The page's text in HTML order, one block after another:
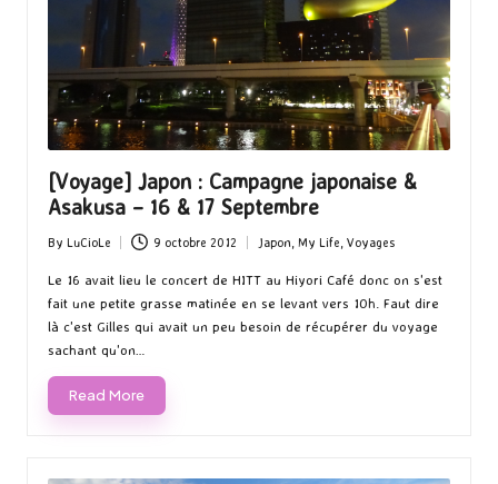
[Voyage] Japon : Campagne japonaise &
Asakusa – 16 & 17 Septembre
Posted
by
By LuCioLe 9 octobre 2012
Posted
in
Japon, My Life, Voyages
Le 16 avait lieu le concert de HITT au Hiyori Café donc on s'est
fait une petite grasse matinée en se levant vers 10h. Faut dire
là c'est Gilles qui avait un peu besoin de récupérer du voyage
sachant qu'on…
Read More